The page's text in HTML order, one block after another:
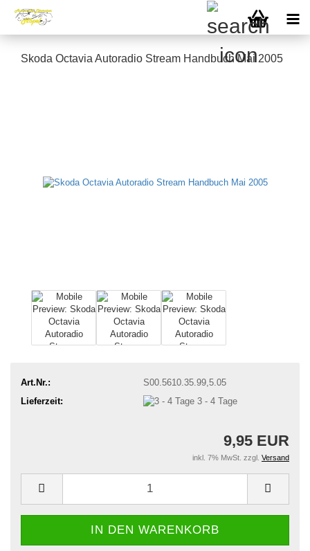
Skoda Octavia Autoradio Stream Handbuch Mai 2005
Art.Nr.:
S00.5610.35.99,5.05
Lieferzeit:
3 - 4 Tage
9,95 EUR
inkl. 7% MwSt. zzgl. Versand